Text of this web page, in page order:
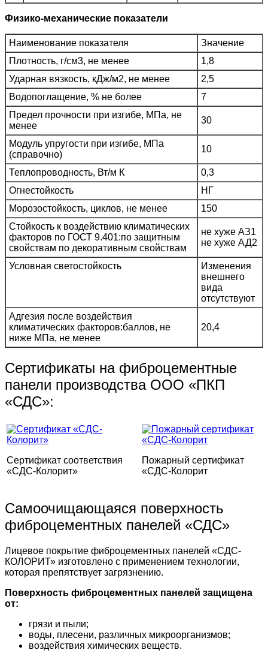
Физико-механические показатели
Наименование показателя
Значение
Плотность, г/см3, не менее
1,8
Ударная вязкость, кДж/м2, не менее
2,5
Водопоглащение, % не более
7
Предел прочности при изгибе, МПа, не
менее
30
Модуль упругости при изгибе, МПа
(справочно)
10
Теплопроводность, Вт/м К
0,3
Огнестойкость
НГ
Морозостойкость, циклов, не менее
150
Стойкость к воздействию климатических
факторов по ГОСТ 9.401:по защитным
свойствам по декоративным свойствам
не хуже АЗ1
не хуже АД2
Условная светостойкость
Изменения
внешнего
вида
отсутствуют
Адгезия после воздействия
климатических факторов:баллов, не
ниже МПа, не менее
20,4
Сертификаты на фиброцементные
панели производства ООО «ПКП
«СДС»:
Сертификат соответствия
«СДС-Колорит»
Пожарный сертификат
«СДС-Колорит
Самоочищающаяся поверхность
фиброцементных панелей «СДС»
Лицевое покрытие фиброцементных панелей «СДС-
КОЛОРИТ» изготовлено с применением технологии,
которая препятствует загрязнению.
Поверхность фиброцементных панелей защищена
от:
грязи и пыли;
воды, плесени, различных микроорганизмов;
воздействия химических веществ.